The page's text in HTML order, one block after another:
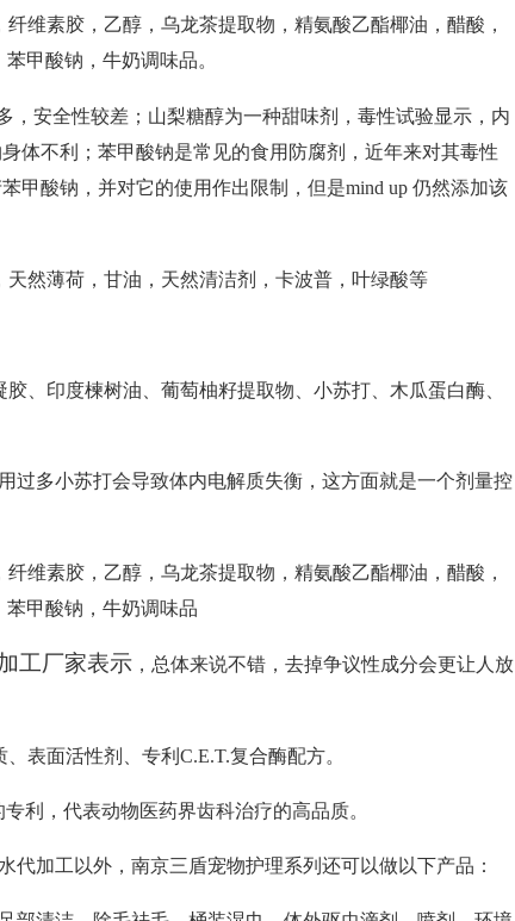
维素胶，乙醇，乌龙茶提取物，精氨酸乙酯椰油，醋酸，
甲酸钠，牛奶调味品。
，安全性较差；山梨糖醇为一种甜味剂，毒性试验显示，内
体不利；苯甲酸钠是常见的食用防腐剂，近年来对其毒性
甲酸钠，并对它的使用作出限制，但是mind up 仍然添加该
天然薄荷，甘油，天然清洁剂，卡波普，叶绿酸等
、印度楝树油、葡萄柚籽提取物、小苏打、木瓜蛋白酶、
过多小苏打会导致体内电解质失衡，这方面就是一个剂量控
维素胶，乙醇，乌龙茶提取物，精氨酸乙酯椰油，醋酸，
苯甲酸钠，牛奶调味品
工厂家表示 ， 总体来说不错，去掉争议性成分会更让人放
表面活性剂、专利 C.E.T.复合酶配方。
利，代表动物医药界齿科治疗的高品质。
加工以外，南京三盾宠物护理系列还可以做以下产品：